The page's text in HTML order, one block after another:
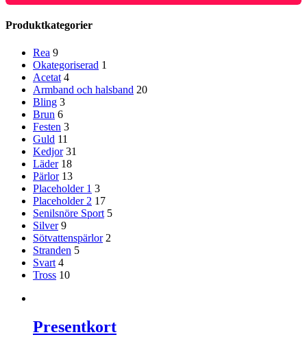
Produktkategorier
Rea 9
Okategoriserad 1
Acetat 4
Armband och halsband 20
Bling 3
Brun 6
Festen 3
Guld 11
Kedjor 31
Läder 18
Pärlor 13
Placeholder 1 3
Placeholder 2 17
Senilsnöre Sport 5
Silver 9
Sötvattenspärlor 2
Stranden 5
Svart 4
Tross 10
Presentkort